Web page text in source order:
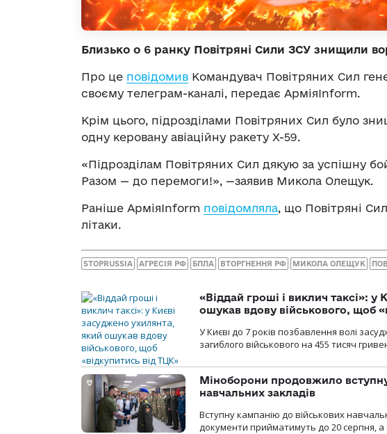
Близько о 6 ранку Повітряні Сили ЗСУ знищили
Про це повідомив Командувач Повітряних Сил
своєму телеграм-каналі, передає АрміяInform.
Крім цього, підрозділами Повітряних Сил було
одну керовану авіаційну ракету Х-59.
«Підрозділам Повітряних Сил дякую за успішну
Разом — до перемоги!», —заявив Микола Олещук.
Раніше АрміяInform повідомляла, що Повітряні
літаки.
STOPRUSSIA АГРЕСІЯ РФ БПЛА ВТОРГНЕННЯ РФ МИКОЛА ОЛЕЩУК
«Віддай гроші і виклич таксі»:
ошукав вдову військового, щоб
У Києві до 7 років позбавлення волі
загиблого військового на 455 тисяч
Міноборони продовжило
навчальних закладів
Вступну кампанію до військових
документи прийматимуть до 20 серпня, а